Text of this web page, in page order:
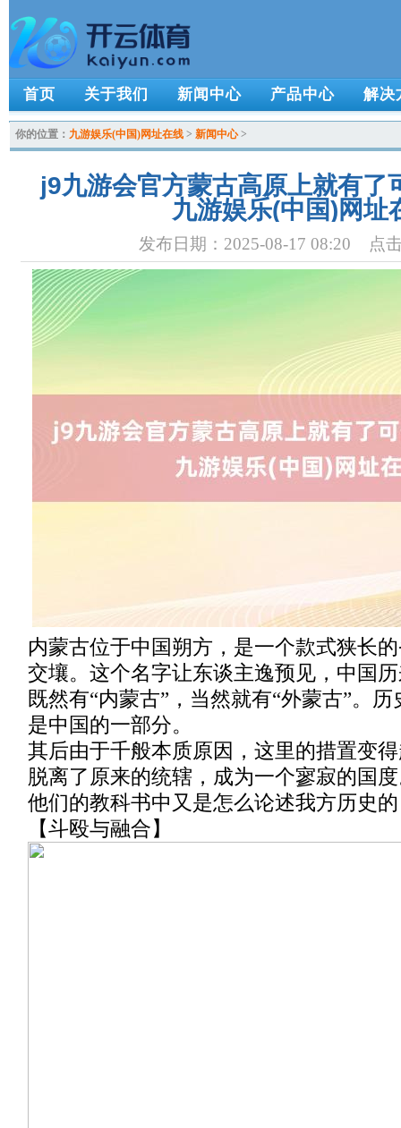
首页 关于我们 新闻中心 产品中心 解决
你的位置： 九游娱乐(中国)网址在线 > 新闻中心>
j9九游会官方蒙古高原上就有了
九游娱乐(中国)网址
发布日期：2025-08-17 08:20 点
内蒙古位于中国朔方，是一个款式狭长
交壤。这个名字让东谈主逸预见，中国
既然有“内蒙古”，当然就有“外蒙古”。
是中国的一部分。
其后由于千般本质原因，这里的措置变
脱离了原来的统辖，成为一个寥寂的国
他们的教科书中又是怎么论述我方历史
【斗殴与融合】